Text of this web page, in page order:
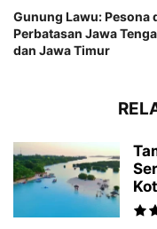
Gunung Lawu: Pesona
Perbatasan Jawa
dan Jawa Timur